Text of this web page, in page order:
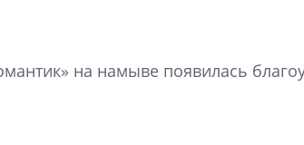
на намыве появилась
–